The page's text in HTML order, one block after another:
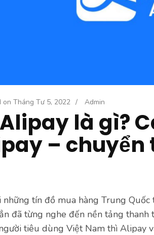
on Tháng Tư 5, 2022 / Admin
là gì?
– chuyển
những tín đồ mua hàng Trung
đã từng nghe đến nền tảng
tiêu dùng Việt Nam thì Alipay